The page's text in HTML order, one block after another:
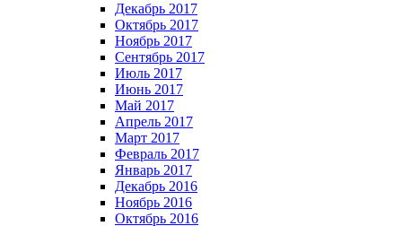
Декабрь 2017
Октябрь 2017
Ноябрь 2017
Сентябрь 2017
Июль 2017
Июнь 2017
Май 2017
Апрель 2017
Март 2017
Февраль 2017
Январь 2017
Декабрь 2016
Ноябрь 2016
Октябрь 2016